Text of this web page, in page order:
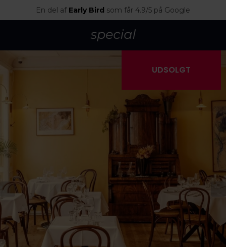
En del af Early Bird som får 4.9/5 på Google
UDSOLGT